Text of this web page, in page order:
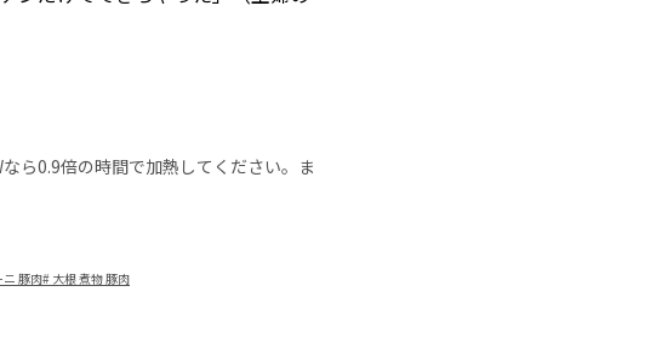
ら0.9倍の時間で加熱してください。ま
ニ 豚肉# 大根 煮物 豚肉